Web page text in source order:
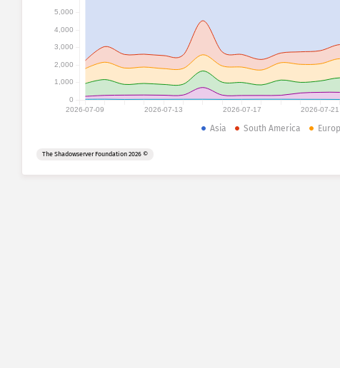
2026-07-09 2026-07-13 2026-07-17 2026-07-21
0
1,000
2,000
3,000
4,000
5,000
Asia South America
© 2026 The Shadowserver Foundation